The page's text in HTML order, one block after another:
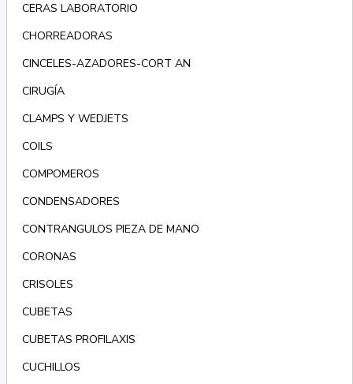
CERAS LABORATORIO
CHORREADORAS
CINCELES-AZADORES-CORT AN
CIRUGÍA
CLAMPS Y WEDJETS
COILS
COMPOMEROS
CONDENSADORES
CONTRANGULOS PIEZA DE MANO
CORONAS
CRISOLES
CUBETAS
CUBETAS PROFILAXIS
CUCHILLOS